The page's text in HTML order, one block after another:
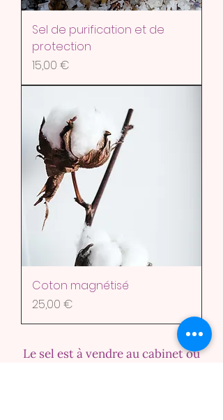
Sel de purification et de
protection
Prix
15,00 €
Coton magnétisé
Prix
25,00 €
Le sel est à vendre au cabinet ou